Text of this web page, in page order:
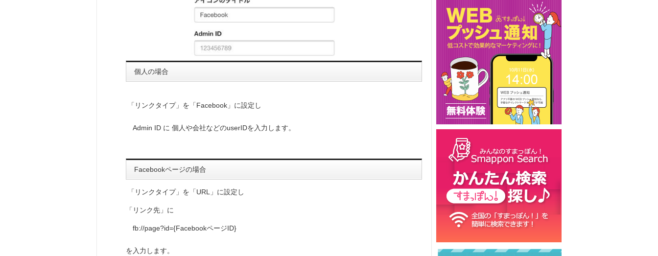
個人の場合
「リンクタイプ」を「Facebook」に設定し
Admin ID に 個人や会社などのuserIDを入力します。
Facebookページの場合
「リンクタイプ」を「URL」に設定し
「リンク先」に
fb://page?id={FacebookページID}
を入力します。